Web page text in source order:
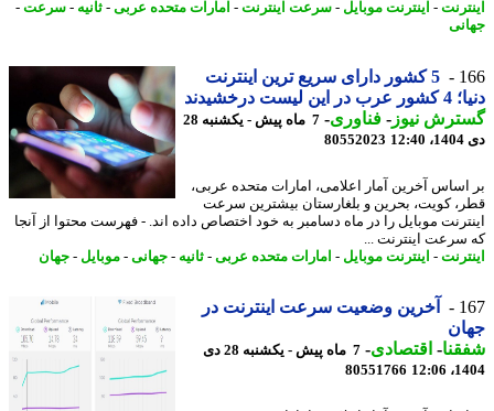
-اینترنت موبایل-سرعت اینترنت-امارات متحده عربی- ثانیه -سرعت -
5 کشور دارای سریع ترین اینترنت
لیست درخشیدند
نیوز-فناوری-
7 ماه پیش - یکشنبه 28
80552023
آخرین آمار اعلامی، امارات متحده عربی،
کویت، بحرین و بلغارستان بیشترین سرعت
موبایل را در ماه دسامبر به خود اختصاص داده اند. - فهرست محتوا از آنجا
اینترنت ...
-اینترنت موبایل-امارات متحده عربی- ثانیه -جهانی-موبایل-جهان
آخرین وضعیت سرعت اینترنت در
-اقتصادی-
7 ماه پیش - یکشنبه 28 دی
80551766